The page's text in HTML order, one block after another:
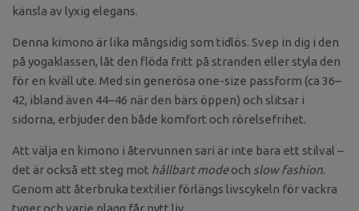
känsla av lyxig elegans.
Denna kimono är lika mångsidig som tidlös. Svep in dig i den
på yogaklassen, låt den flöda fritt på stranden eller styla den
för en kväll ute. Med sin generösa one-size passform (ca 36–
42, ibland även 44–46 när den bärs öppen) och slitsar i
sidorna, erbjuder den både komfort och rörelsefrihet.
Att välja en kimono i återvunnen sari är inte bara ett stilval –
det är också ett steg mot hållbart modeoch slow fashion.
Genom att återbruka textilier förlängs livscykeln för vackra